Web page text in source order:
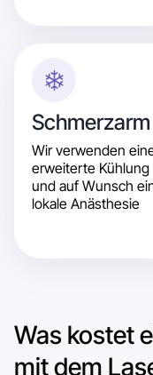
Schmerzarm
Wir verwenden
erweiterte Kühlung
und auf Wunsch
lokale Anästhesie
Was kostet
mit dem